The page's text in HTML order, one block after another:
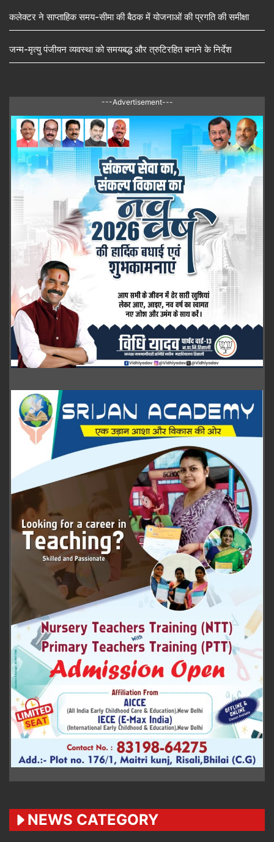
कलेक्टर ने साप्ताहिक समय-सीमा की बैठक में योजनाओं की प्रगति की समीक्षा
जन्म-मृत्यु पंजीयन व्यवस्था को समयबद्ध और त्रुटिरहित बनाने के निर्देश
---Advertisement---
NEWS CATEGORY